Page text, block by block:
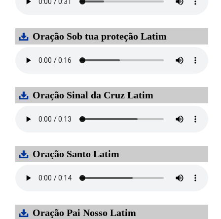
Oração Sob tua proteção Latim
Oração Sinal da Cruz Latim
Oração Santo Latim
Oração Pai Nosso Latim